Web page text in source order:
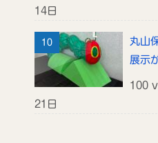
14日
丸山
展示
100
21日